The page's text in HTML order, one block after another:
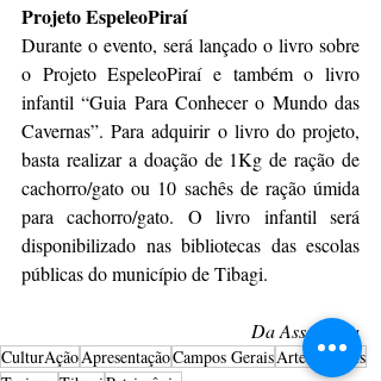
Projeto EspeleoPiraí
Durante o evento, será lançado o livro sobre
o Projeto EspeleoPiraí e também o livro
infantil “Guia Para Conhecer o Mundo das
Cavernas”. Para adquirir o livro do projeto,
basta realizar a doação de 1Kg de ração de
cachorro/gato ou 10 sachês de ração úmida
para cachorro/gato. O livro infantil será
disponibilizado nas bibliotecas das escolas
públicas do município de Tibagi.
Da Assessoria
CulturAçãoApresentaçãoCampos GeraisArtes Visuais